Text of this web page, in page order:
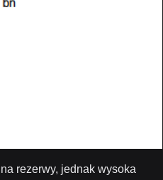
rezerwy, jednak wysoka